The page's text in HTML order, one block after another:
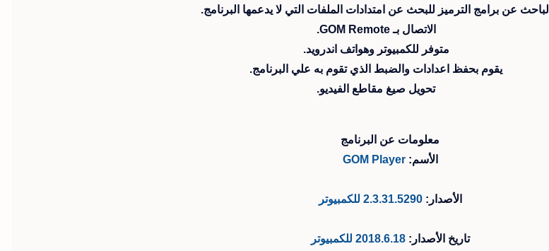
الباحث عن برامج الترميز للبحث عن امتدادات الملفات التي لا يدعمها البرنامج.
الاتصال بـ GOM Remote.
متوفر للكمبيوتر وهواتف اندرويد.
يقوم بحفظ اعدادات والضبط الذي تقوم به علي البرنامج.
تحويل صيغ مقاطع الفيديو.
معلومات عن البرنامج
الأسم:GOM Player
الأصدار:2.3.31.5290 للكمبيوتر
تاريخ الأصدار:2018.6.18 للكمبيوتر